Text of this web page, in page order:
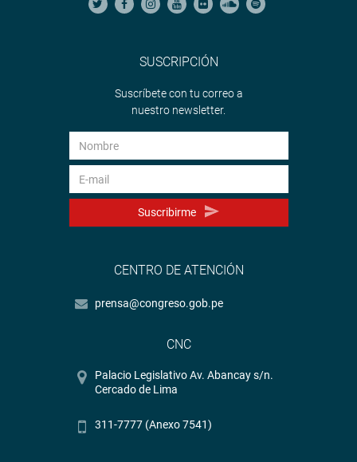
SUSCRIPCIÓN
Suscríbete con tu correo a
nuestro newsletter.
Suscribirme
CENTRO DE ATENCIÓN
prensa@congreso.gob.pe
CNC
Palacio Legislativo Av. Abancay s/n.
Cercado de Lima
311-7777 (Anexo 7541)